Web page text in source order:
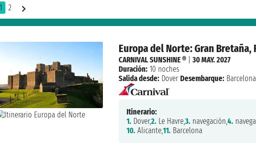
1 2
Europa del Norte: Gran Bretaña,
CARNIVAL SUNSHINE ® |30 MAY. 2027
Duración: 10 noches
Salida desde: Dover Desembarque: Barcelona
Itinerario:
1. Dover,2. Le Havre,3. navegación,4.
10. Alicante,11. Barcelona